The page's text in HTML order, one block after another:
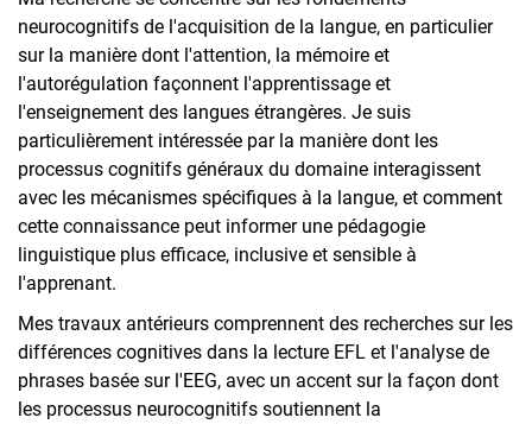
neurocognitifs de l'acquisition de la langue, en particulier
sur la manière dont l'attention, la mémoire et
l'autorégulation façonnent l'apprentissage et
l'enseignement des langues étrangères. Je suis
particulièrement intéressée par la manière dont les
processus cognitifs généraux du domaine interagissent
avec les mécanismes spécifiques à la langue, et comment
cette connaissance peut informer une pédagogie
linguistique plus efficace, inclusive et sensible à
l'apprenant.
Mes travaux antérieurs comprennent des recherches sur les
différences cognitives dans la lecture EFL et l'analyse de
phrases basée sur l'EEG, avec un accent sur la façon dont
les processus neurocognitifs soutiennent la